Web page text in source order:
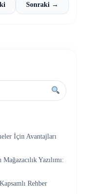
Sonraki →
İçin Avantajları
Yazılımı:
Rehber